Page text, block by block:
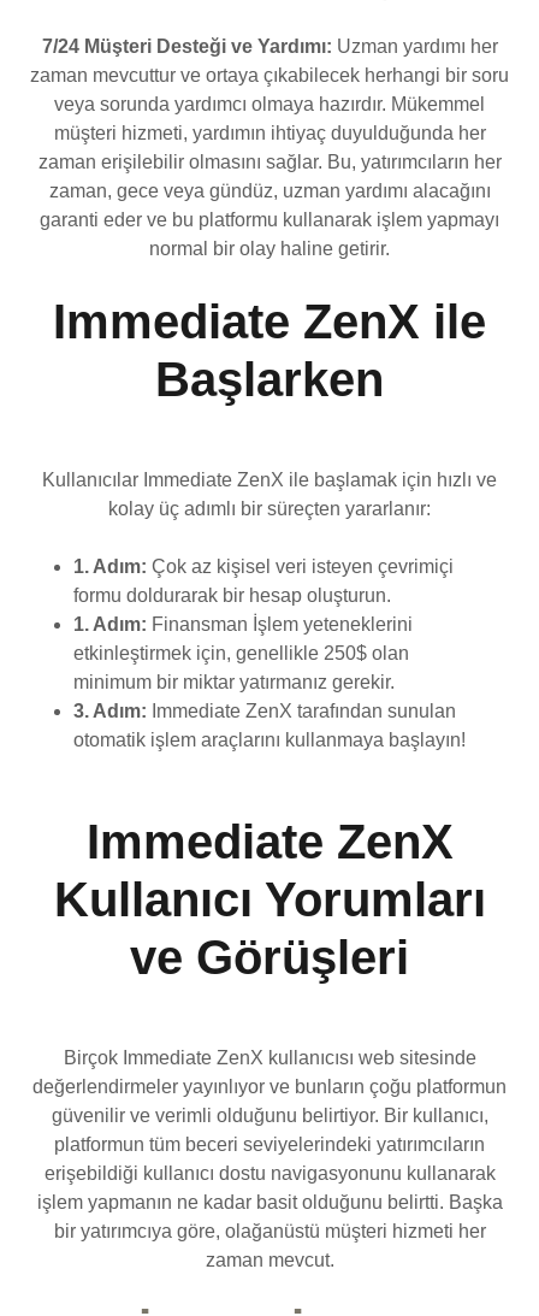
7/24 Müşteri Desteği ve Yardımı: Uzman yardımı her
zaman mevcuttur ve ortaya çıkabilecek herhangi bir soru
veya sorunda yardımcı olmaya hazırdır. Mükemmel
müşteri hizmeti, yardımın ihtiyaç duyulduğunda her
zaman erişilebilir olmasını sağlar. Bu, yatırımcıların her
zaman, gece veya gündüz, uzman yardımı alacağını
garanti eder ve bu platformu kullanarak işlem yapmayı
normal bir olay haline getirir.
Immediate ZenX ile
Başlarken
Kullanıcılar Immediate ZenX ile başlamak için hızlı ve
kolay üç adımlı bir süreçten yararlanır:
1. Adım: Çok az kişisel veri isteyen çevrimiçi
formu doldurarak bir hesap oluşturun.
1. Adım: Finansman İşlem yeteneklerini
etkinleştirmek için, genellikle 250$ olan
minimum bir miktar yatırmanız gerekir.
3. Adım: Immediate ZenX tarafından sunulan
otomatik işlem araçlarını kullanmaya başlayın!
Immediate ZenX
Kullanıcı Yorumları
ve Görüşleri
Birçok Immediate ZenX kullanıcısı web sitesinde
değerlendirmeler yayınlıyor ve bunların çoğu platformun
güvenilir ve verimli olduğunu belirtiyor. Bir kullanıcı,
platformun tüm beceri seviyelerindeki yatırımcıların
erişebildiği kullanıcı dostu navigasyonunu kullanarak
işlem yapmanın ne kadar basit olduğunu belirtti. Başka
bir yatırımcıya göre, olağanüstü müşteri hizmeti her
zaman mevcut.